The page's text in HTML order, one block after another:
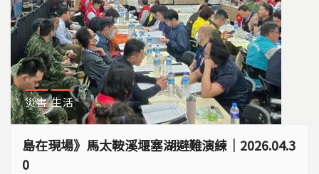
災害 生活
島在現場》馬太鞍溪堰塞湖避難演練｜2026.04.3
0